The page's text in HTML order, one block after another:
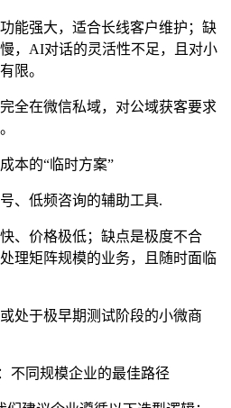
能强大，适合长线客户维护；缺
，AI对话的灵活性不足，且对小
限。
全在微信私域，对公域获客要求
本的“临时方案”
、低频咨询的辅助工具.
、价格极低；缺点是极度不合
理矩阵规模的业务，且随时面临
处于极早期测试阶段的小微商
不同规模企业的最佳路径